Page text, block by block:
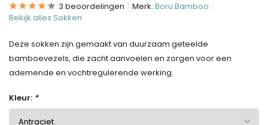
3 beoordelingen Merk: Boru Bamboo
Bekijk alles Sokken
Deze sokken zijn gemaakt van duurzaam geteelde
bamboevezels, die zacht aanvoelen en zorgen voor een
ademende en vochtregulerende werking.
Kleur: *